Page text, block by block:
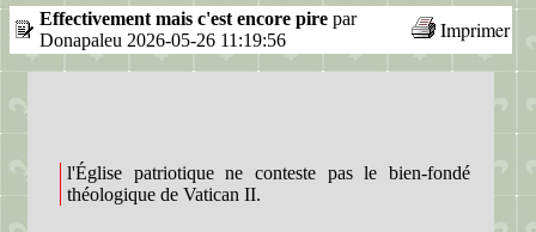
Effectivement mais c'est encore pire par
Donapaleu 2026-05-26 11:19:56
Imprimer
l'Église patriotique ne conteste pas le bien-fondé
théologique de Vatican II.